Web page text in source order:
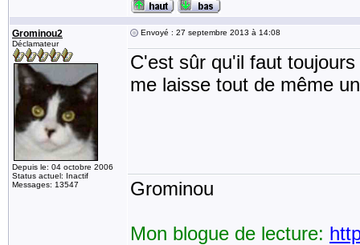
Grominou2
Déclamateur
Depuis le: 04 octobre 2006
Status actuel: Inactif
Messages: 13547
Envoyé : 27 septembre 2013 à 14:08
C'est sûr qu'il faut
me laisse tout de même
Grominou
Mon blogue de lecture: